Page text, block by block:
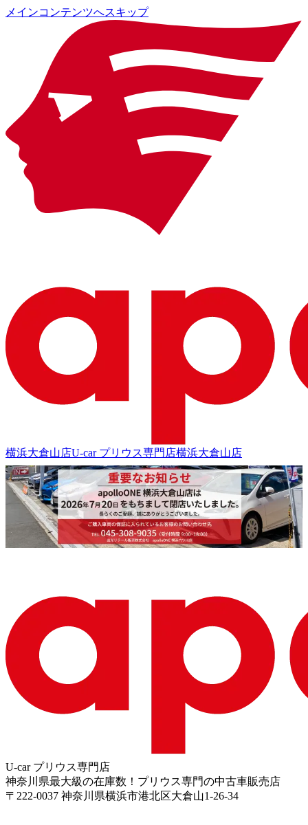
メインコンテンツへスキップ
横浜大倉山店U-car プリウス専門店横浜大倉山店
U-car プリウス専門店
神奈川県最大級の在庫数！プリウス専門の中古車販売店
〒 222-0037 神奈川県横浜市港北区大倉山1-26-34